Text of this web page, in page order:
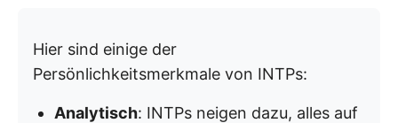
Hier sind einige der
Persönlichkeitsmerkmale von INTPs:
Analytisch: INTPs neigen dazu, alles auf